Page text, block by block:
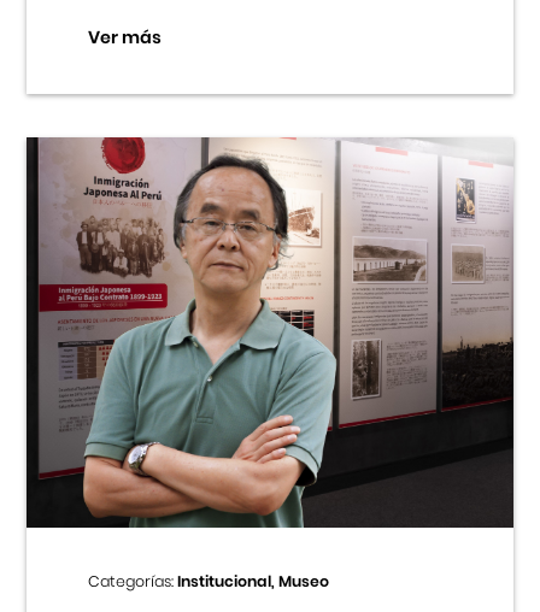
Ver más
Categorías:Institucional, Museo